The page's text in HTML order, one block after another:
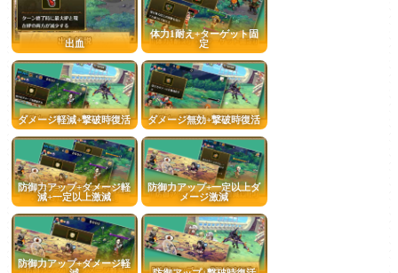
出血
体力1耐え+ターゲット固
定
ダメージ軽減+撃破時復活 ダメージ無効+撃破時復活
防御力アップ+ダメージ軽
減+一定以上激減
防御力アップ+一定以上ダ
メージ激減
防御力アップ+ダメージ軽